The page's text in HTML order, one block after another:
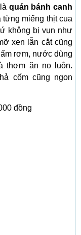
quán bánh canh
từng miếng thịt cua
không bị vụn như
xen lẫn cắt cũng
rơm, nước dùng
thơm ăn no luôn.
cốm cũng ngon
đồng